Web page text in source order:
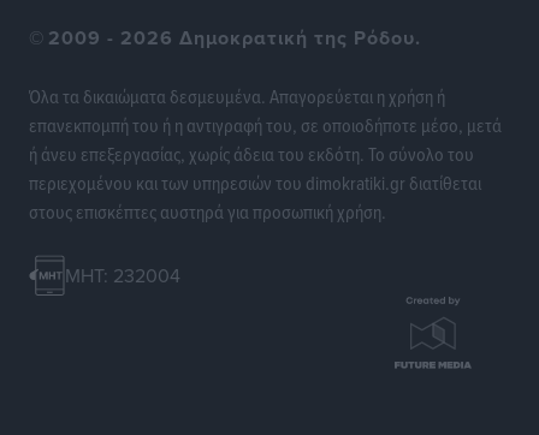
© 2009 - 2026 Δημοκρατική της Ρόδου.
Όλα τα δικαιώματα δεσμευμένα. Απαγορεύεται η χρήση ή
επανεκπομπή του ή η αντιγραφή του, σε οποιοδήποτε μέσο, μετά
ή άνευ επεξεργασίας, χωρίς άδεια του εκδότη. Το σύνολο του
περιεχομένου και των υπηρεσιών του dimokratiki.gr διατίθεται
στους επισκέπτες αυστηρά για προσωπική χρήση.
MHT: 232004